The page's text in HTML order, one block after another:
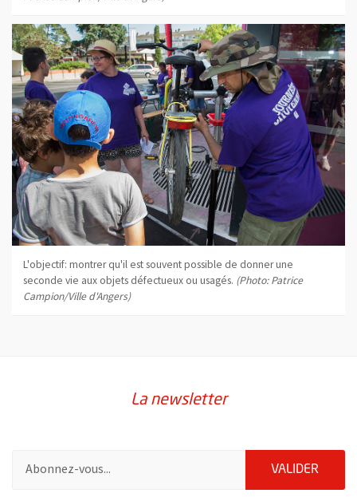
L'objectif: montrer qu'il est souvent possible de donner une
seconde vie aux objets défectueux ou usagés. (Photo: Patrice
Campion/Ville d'Angers)
La newsletter
VALIDER